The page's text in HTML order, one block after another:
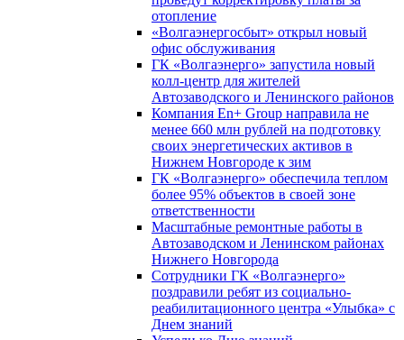
отопление
«Волгаэнергосбыт» открыл новый
офис обслуживания
ГК «Волгаэнерго» запустила новый
колл-центр для жителей
Автозаводского и Ленинского районов
Компания En+ Group направила не
менее 660 млн рублей на подготовку
своих энергетических активов в
Нижнем Новгороде к зим
ГК «Волгаэнерго» обеспечила теплом
более 95% объектов в своей зоне
ответственности
Масштабные ремонтные работы в
Автозаводском и Ленинском районах
Нижнего Новгорода
Сотрудники ГК «Волгаэнерго»
поздравили ребят из социально-
реабилитационного центра «Улыбка» с
Днем знаний